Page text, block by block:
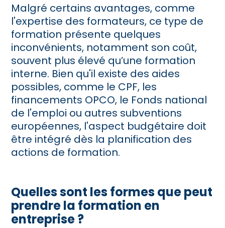
Malgré certains avantages, comme
l'expertise des formateurs, ce type de
formation présente quelques
inconvénients, notamment son coût,
souvent plus élevé qu’une formation
interne. Bien qu'il existe des aides
possibles, comme le CPF, les
financements OPCO, le Fonds national
de l'emploi ou autres subventions
européennes, l'aspect budgétaire doit
être intégré dès la planification des
actions de formation.
Quelles sont les formes que peut
prendre la formation en
entreprise ?